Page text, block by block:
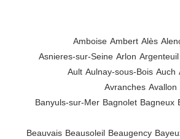
Alès
Ambert
Amboise
Argenteuil
Arlon
Asnieres-sur-Seine
Auch
Aulnay-sous-Bois
Ault
Avallon
Avranches
Bagneux
Bagnolet
Banyuls-sur-Mer
Beaugency
Beausoleil
Beauvais